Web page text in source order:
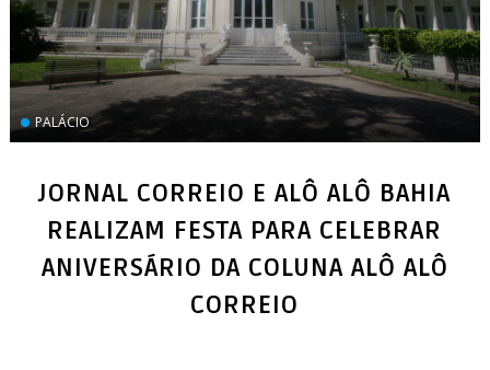
PALÁCIO
JORNAL CORREIO E ALÔ ALÔ BAHIA
REALIZAM FESTA PARA CELEBRAR
ANIVERSÁRIO DA COLUNA ALÔ ALÔ